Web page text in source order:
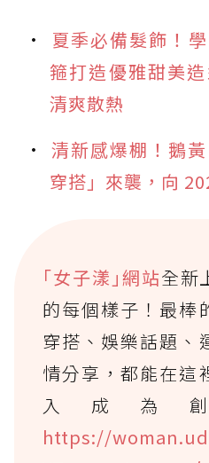
夏季必備髮飾！
箍打造優雅甜美
清爽散熱
清新感爆棚！鵝
穿搭」來襲，向
｢女子漾｣網站全新
的每個樣子！最棒
穿搭、娛樂話題、
情分享，都能在這
入成為
https://